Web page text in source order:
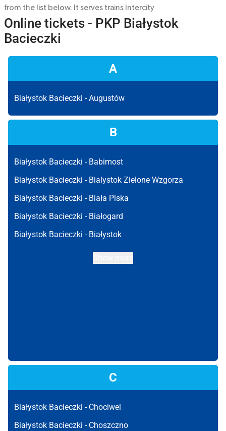
from the list below. It serves trains Intercity
Online tickets - PKP Białystok
Bacieczki
A
Białystok Bacieczki -Augustów
B
Białystok Bacieczki - Babimost
Białystok Bacieczki - Bialystok Zielone Wzgorza
Białystok Bacieczki - Biała Piska
Białystok Bacieczki - Białogard
Białystok Bacieczki - Białystok
C
Białystok Bacieczki - Chociwel
Białystok Bacieczki - Choszczno